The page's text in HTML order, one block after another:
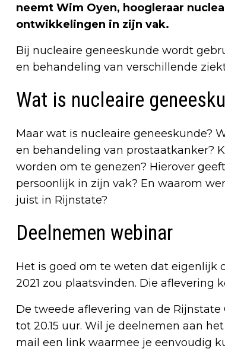
neemt Wim Oyen, hoogleraar
ontwikkelingen in zijn vak.
Bij nucleaire geneeskunde wordt
en behandeling van verschillende
Wat is nucleaire
Maar wat is nucleaire geneeskunde?
en behandeling van prostaatkanker?
worden om te genezen? Hierover
persoonlijk in zijn vak? En waarom
juist in Rijnstate?
Deelnemen webinar
Het is goed om te weten dat eigenlijk
2021 zou plaatsvinden. Die aflevering
De tweede aflevering van de Rijnstate
tot 20.15 uur. Wil je deelnemen aan
mail een link waarmee je eenvoudig